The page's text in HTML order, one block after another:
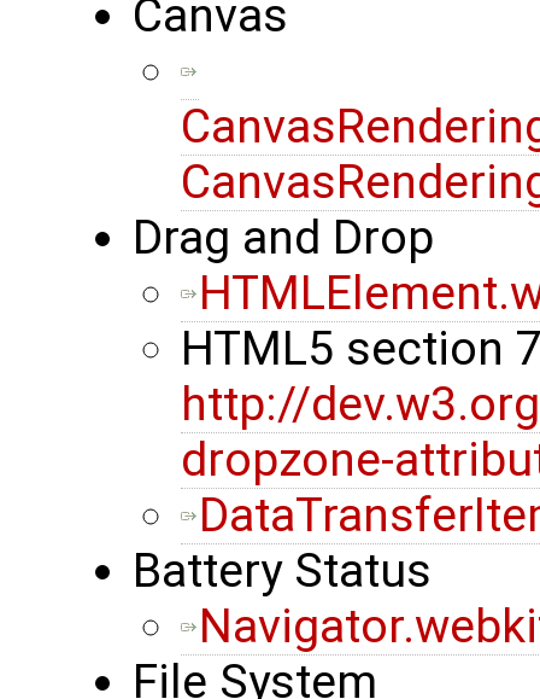
Canvas
Drag and Drop
HTML5 section
http://
dropzone-
Battery Status
File System